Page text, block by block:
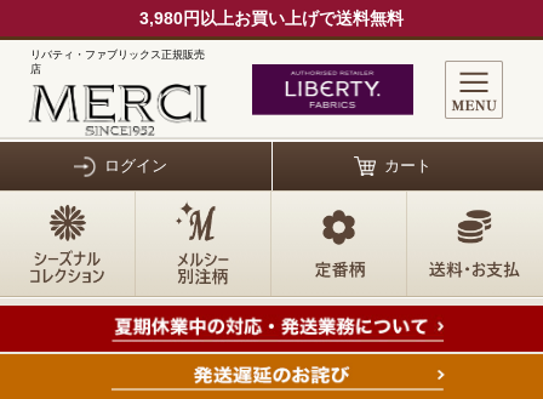
3,980円以上お買い上げで送料無料
リバティ・ファブリックス正規販売
店
ログイン カート